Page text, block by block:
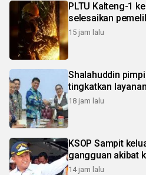
PLTU Kalteng-1
selesaikan
15 jam lalu
Shalahuddin
tingkatkan
18 jam lalu
KSOP Sampit
gangguan akibat
14 jam lalu